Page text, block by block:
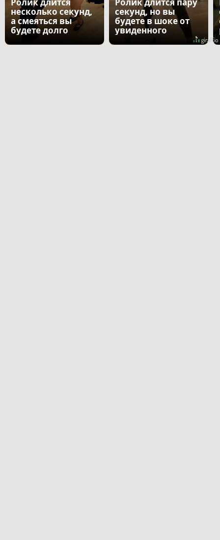
Ролик длится
несколько секунд,
а смеяться вы
будете долго
Ролик длится пару
секунд, но вы
будете в шоке от
увиденного